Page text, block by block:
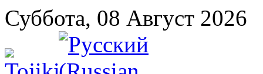
Суббота, 08 Август 2026